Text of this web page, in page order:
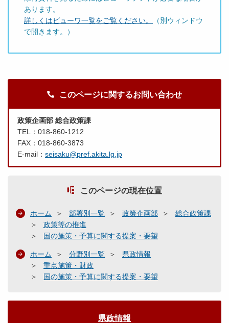
あります。
詳しくはビューワ一覧をご覧ください。
（別ウィンドウ
で開きます。）
このページに関するお問い合わせ
政策企画部 総合政策課
TEL：018-860-1212
FAX：018-860-3873
E-mail： seisaku@pref.akita.lg.jp
このページの現在位置
ホーム 部署別一覧 政策企画部
総合政策課
政策等の推進
国の施策・予算に関する提案・要望
ホーム 分野別一覧
県政情報
重点施策・財政
国の施策・予算に関する提案・要望
県政情報